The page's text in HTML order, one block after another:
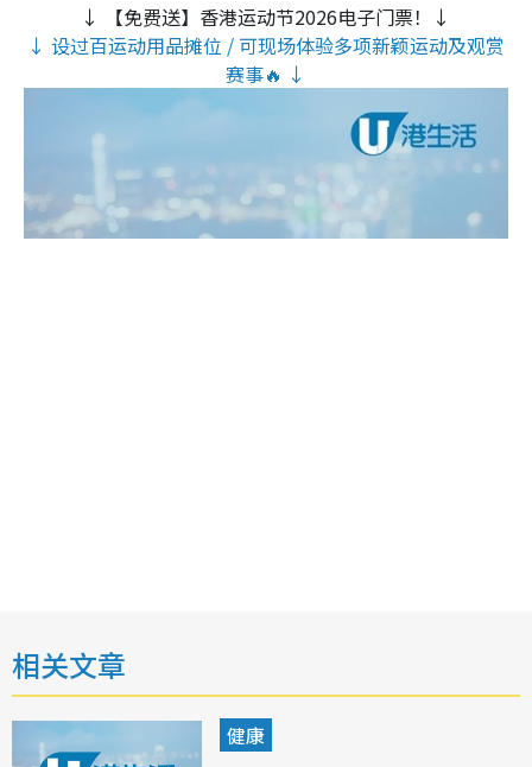
↓ 【免费送】香港运动节2026电子门票！↓
↓ 设过百运动用品摊位 / 可现场体验多项新颖运动及观赏
赛事🔥 ↓
相关文章
健康